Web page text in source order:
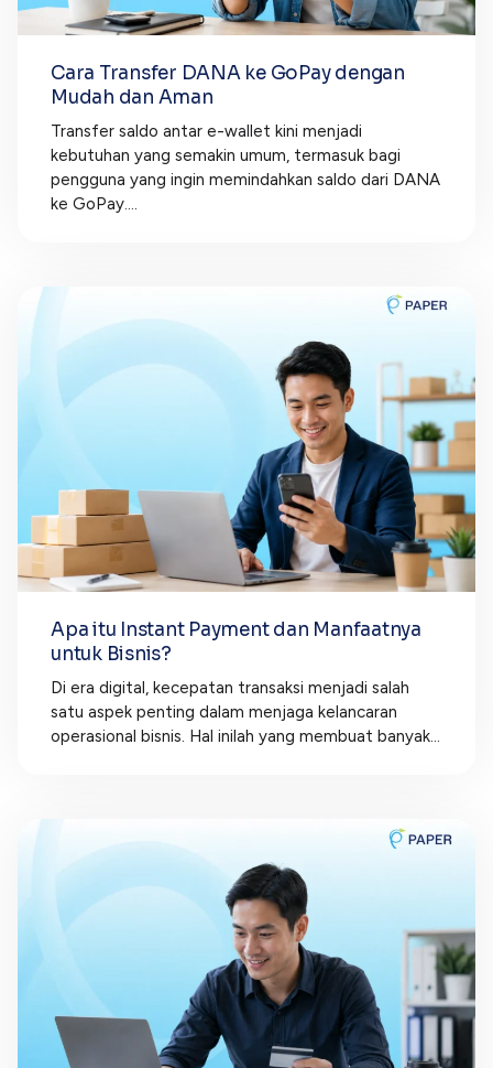
Cara Transfer DANA ke GoPay dengan
Mudah dan Aman
Transfer saldo antar e-wallet kini menjadi
kebutuhan yang semakin umum, termasuk bagi
pengguna yang ingin memindahkan saldo dari DANA
ke GoPay....
Apa itu Instant Payment dan Manfaatnya
untuk Bisnis?
Di era digital, kecepatan transaksi menjadi salah
satu aspek penting dalam menjaga kelancaran
operasional bisnis. Hal inilah yang membuat banyak...